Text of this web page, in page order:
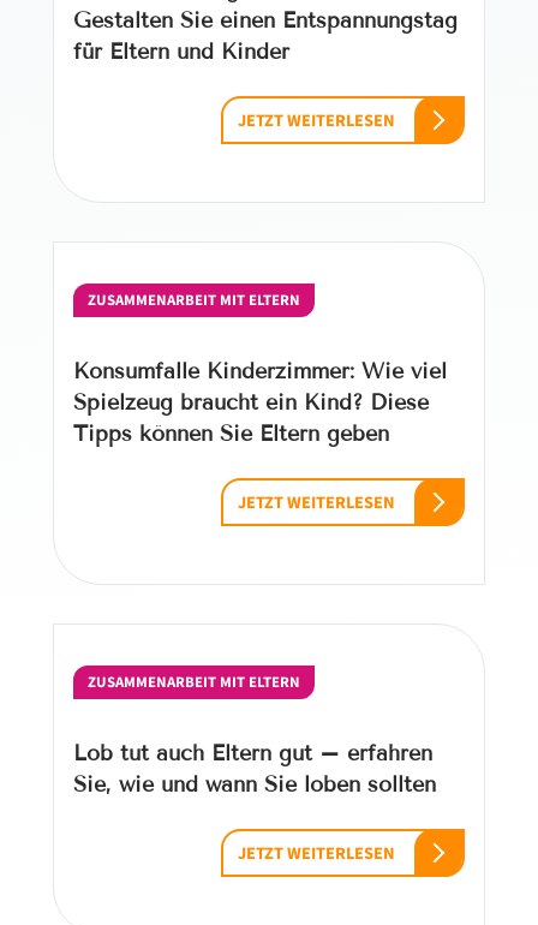
Gestalten Sie einen Entspannungstag
für Eltern und Kinder
JETZT WEITERLESEN
ZUSAMMENARBEIT MIT ELTERN
Konsumfalle Kinderzimmer: Wie viel
Spielzeug braucht ein Kind? Diese
Tipps können Sie Eltern geben
JETZT WEITERLESEN
ZUSAMMENARBEIT MIT ELTERN
Lob tut auch Eltern gut – erfahren
Sie, wie und wann Sie loben sollten
JETZT WEITERLESEN